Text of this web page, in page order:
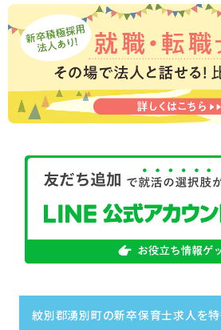
紋別郡湧別町の新卒保育士求人を